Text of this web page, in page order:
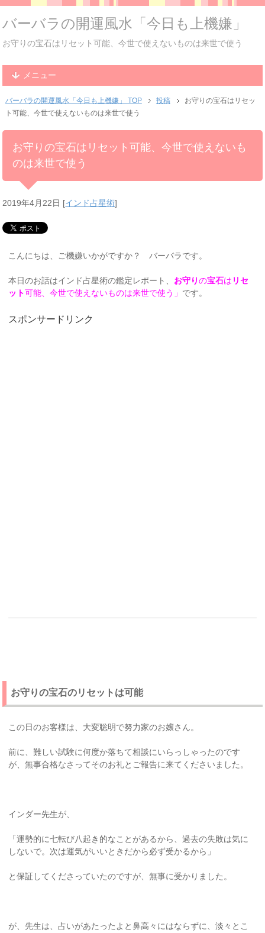
バーバラの開運風水「今日も上機嫌」
お守りの宝石はリセット可能、今世で使えないものは来世で使う
メニュー
バーバラの開運風水「今日も上機嫌」 TOP 投稿
お守りの宝石はリセッ
ト可能、今世で使えないものは来世で使う
お守りの宝石はリセット可能、今世で使えないも
のは来世で使う
2019年4月22日 [インド占星術]
こんにちは、ご機嫌いかがですか？ バーバラです。
本日のお話はインド占星術の鑑定レポート、 お守りの宝石は リセ
ット可能、今世で使えないものは来世で使う」 です。
スポンサードリンク
お守りの宝石のリセットは可能
この日のお客様は、大変聡明で努力家のお嬢さん。
前に、難しい試験に何度か落ちて相談にいらっしゃったのです
が、無事合格なさってそのお礼とご報告に来てくださいました。
インダー先生が、
「運勢的に七転び八起き的なことがあるから、過去の失敗は気に
しないで。次は運気がいいときだから必ず受かるから」
と保証してくださっていたのですが、無事に受かりました。
が、先生は、占いがあたったよと鼻高々にはならずに、淡々とこ